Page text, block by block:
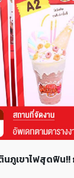
นภูเขาไฟสุดฟิน